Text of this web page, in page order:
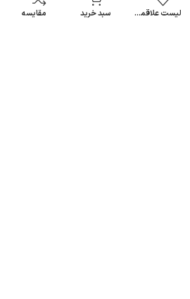
لیست علاقمندی سبد خرید مقایسه